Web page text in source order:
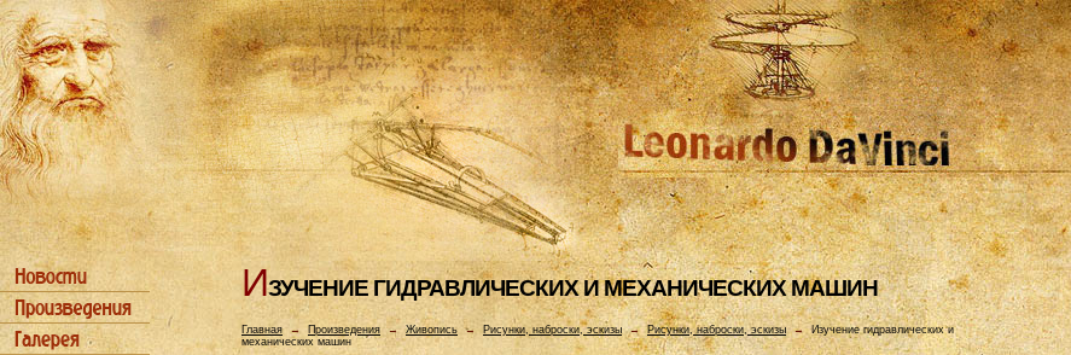
ИЗУЧЕHИЕ ГИДРАВЛИЧЕСКИХ И МЕХАHИЧЕСКИХ МАШИH
Главная→ Произведения → Живопись → Рисунки, наброски, эскизы →Рисунки, наброски, эскизы→Изучение гидравлических и
механических машин